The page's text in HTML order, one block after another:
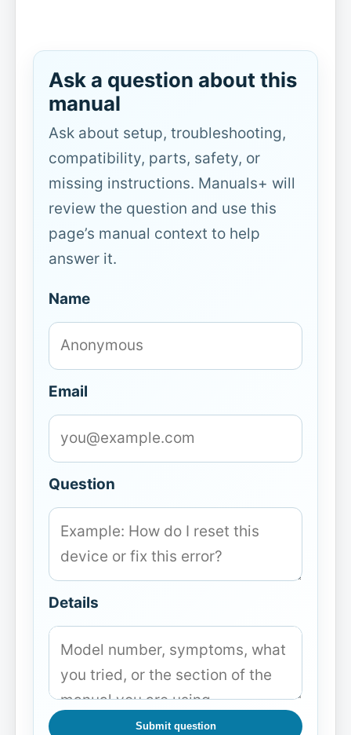
Ask a question about this
manual
Ask about setup, troubleshooting,
compatibility, parts, safety, or
missing instructions. Manuals+ will
review the question and use this
page’s manual context to help
answer it.
Name
Email
Question
Details
Submit question